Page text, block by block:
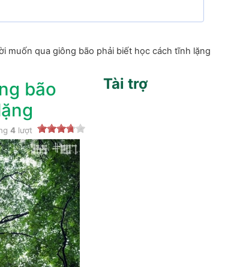
muốn qua giông bão phải biết học cách tĩnh lặng
bão
4lượt
Tài trợ